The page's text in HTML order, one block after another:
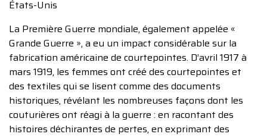
États-Unis
La Première Guerre mondiale, également appelée «
Grande Guerre », a eu un impact considérable sur la
fabrication américaine de courtepointes. D’avril 1917 à
mars 1919, les femmes ont créé des courtepointes et
des textiles qui se lisent comme des documents
historiques, révélant les nombreuses façons dont les
couturières ont réagi à la guerre : en racontant des
histoires déchirantes de pertes, en exprimant des